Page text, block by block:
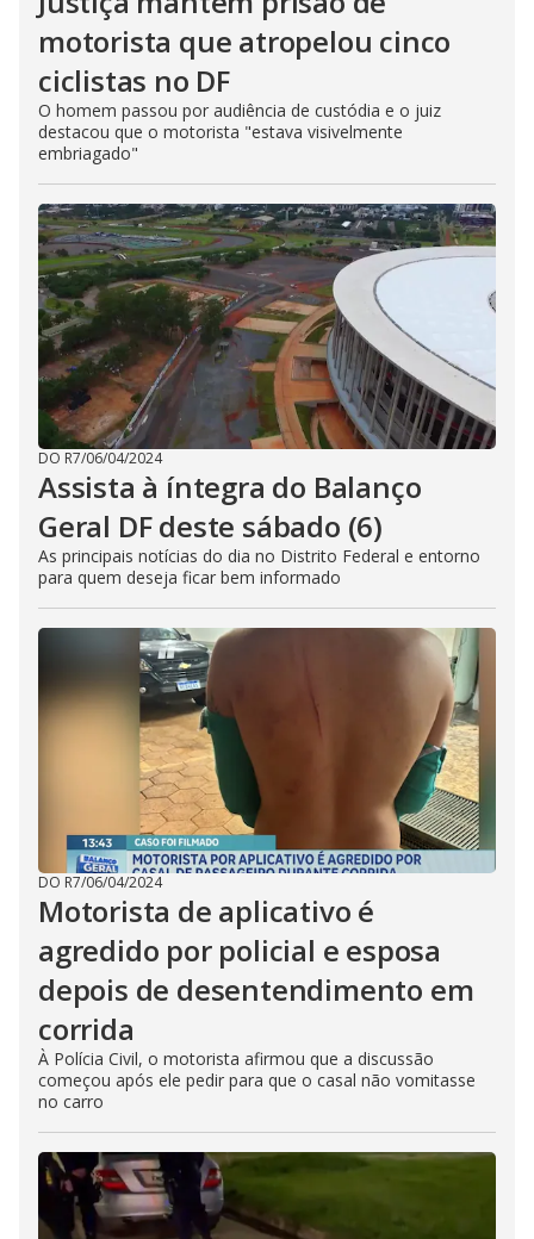
motorista que atropelou cinco
ciclistas no DF
O homem passou por audiência de custódia e o juiz
destacou que o motorista "estava visivelmente
embriagado"
DO R7/06/04/2024
Assista à íntegra do Balanço
Geral DF deste sábado (6)
As principais notícias do dia no Distrito Federal e entorno
para quem deseja ficar bem informado
DO R7/06/04/2024
Motorista de aplicativo é
agredido por policial e esposa
depois de desentendimento em
corrida
À Polícia Civil, o motorista afirmou que a discussão
começou após ele pedir para que o casal não vomitasse
no carro